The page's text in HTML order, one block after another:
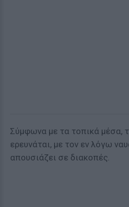
Σύμφωνα με τα τοπικά μέσα,
ερευνάται, με τον εν λόγω
απουσιάζει σε διακοπές.